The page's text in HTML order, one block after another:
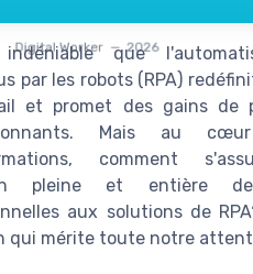
Digital Worker — 2026
que
par les robots (RPA)
et promet des gains de
Mais au
comment
pleine et entière
aux solutions de
qui mérite toute notre